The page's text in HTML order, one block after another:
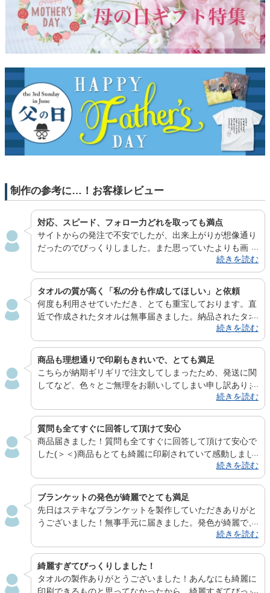
制作の参考に…！お客様レビュー
対応、スピード、フォロー力どれを取っても満点
サイトからの発注で不安でしたが、出来上がりが想像通り
だったのでびっくりしました。また思っていたよりも画
質・発色がよく、人物写真でも十分なクオリティが出せそ
うだなと感じました。メール対応も丁寧さ、スピード、フ
ォロー力どれを取っても満点です。安心してお願いできる
ので、機会があれば今後も利用させていただきたいと思い
ます。
続きを読む
タオルの質が高く「私の分も作成してほしい」と依頼
何度も利用させていただき、とても重宝しております。直
近で作成されたタオルは無事届きました。納品されたタオ
ルも質が高く、好評の声をいただいており、今回注文した
タオルは以前作っていただいた物を見た友人から、「私の
分も作成してほしい」と依頼があり、注文いたしました。
作成いただいているタオルはライブ等で利用させていただ
いております。 今度、屋外でのライブや冬場のライブに
備えて、フード付き厚手のタオルを作成しようと考えてお
ていただける個人でも利用しやすいのが素晴らしく。 よ
り多くの商品を作れるようになりましたら、こちらとして
もとてもうれしく思います。以上、今後とも、よろしくお
願いいたします。
続きを読む
商品も理想通りで印刷もきれいで、とても満足
こちらが納期ギリギリで注文してしまったため、発送に関
してなど、色々とご無理をお願いしてしまい申し訳ありま
せんでした。丁寧にご対応いただきありがとうございまし
た。大変助かりました。商品も理想通りで印刷もきれい
で、とても満足できるものでした。ブランケットはイベン
トでプレゼント品にさせていただきました。受け取った方
も満足していただけたようで、電脳プリントさんへお願い
してよかったと思いました。また機会がありましたら是非
続きを読む
質問も全てすぐに回答して頂けて安心
商品届きました！質問も全てすぐに回答して頂けて安心で
した(＞＜)商品もとても綺麗に印刷されていて感動しまし
た！この度はありがとうございました！また機会があれば
ぜひお願いしたいです！
続きを読む
ブランケットの発色が綺麗でとても満足
先日はステキなブランケットを製作していただきありがと
うございました！無事手元に届きました。発色が綺麗で、
仕上がりにとても満足です…！またブランケットを作成す
る時があったら、ぜひまた注文させて下さい。 この度は
本当にありがとうございました。
続きを読む
綺麗すぎてびっくりしました！
タオルの製作ありがとうございました！あんなにも綺麗に